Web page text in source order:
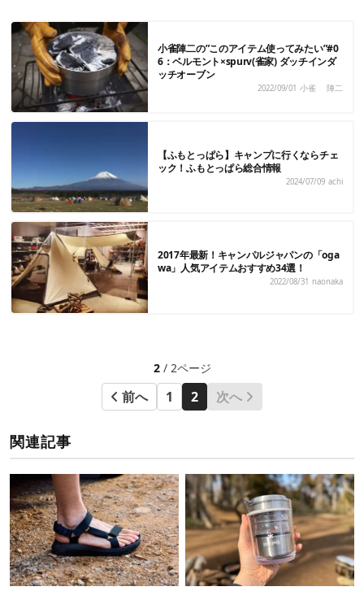
小雀陣二の”このアイテム使ってみたい”#0
6：ベルモント×spurv(雀家) ダッチインダ
ッチオーブン
2022/09/01 小雀 陣二
【ふもとっぱら】キャンプに行くならチェ
ック！ふもとっぱら総合情報
2024/07/09 achi
2017年最新！キャンパルジャパンの「oga
wa」人気アイテムおすすめ34選！
2022/08/31 naonaka
2/ 2ページ
前へ 1 2 次へ
関連記事